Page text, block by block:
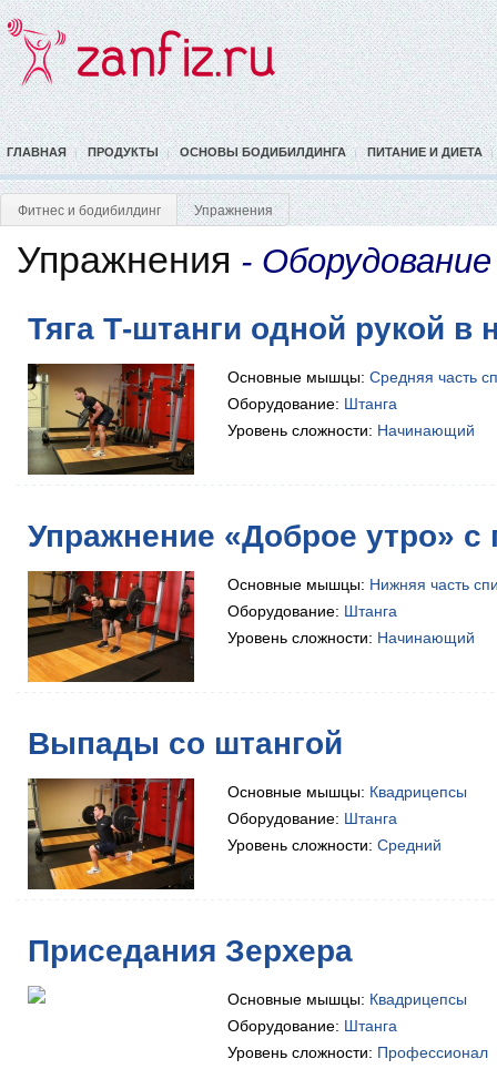
ГЛАВНАЯ ПРОДУКТЫ ОСНОВЫ БОДИБИЛДИНГА ПИТАНИЕ И ДИЕТА
Фитнес и бодибилдинг Упражнения
Упражнения -
Тяга Т-штанги одной рукой в
Основные мышцы: Средняя часть
Оборудование: Штанга
Уровень сложности: Начинающий
Упражнение «Доброе утро»
Основные мышцы: Нижняя часть
Оборудование: Штанга
Уровень сложности: Начинающий
Выпады со штангой
Основные мышцы: Квадрицепсы
Оборудование: Штанга
Уровень сложности: Средний
Приседания Зерхера
Основные мышцы: Квадрицепсы
Оборудование: Штанга
Уровень сложности: Профессионал